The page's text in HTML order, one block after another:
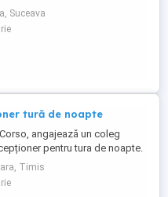
(PIZZAR). CĂUTĂM UN COLEG
LUCRAT ÎN DOMENIU, CU
ÎN PERPARAREA PIZZA.
curată, ...
Suceava
tură de noapte
angajează un coleg
pentru tura de noapte.
- cunoașterea imbii
- ture: 2 ture de 12h, 2
de noapte; - să fii o
Timis